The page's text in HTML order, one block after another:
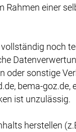
Rahmen einer
noch
sonstige
bema-
ist unzulässig.
herstellen